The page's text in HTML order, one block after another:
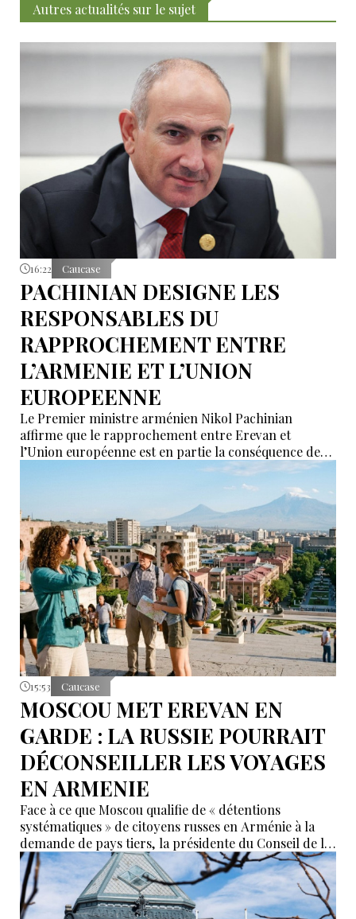
Autres actualités sur le sujet
16:22 Caucase
PACHINIAN DESIGNE LES
RESPONSABLES DU
RAPPROCHEMENT ENTRE
L’ARMENIE ET L’UNION
EUROPEENNE
Le Premier ministre arménien Nikol Pachinian
affirme que le rapprochement entre Erevan et
l’Union européenne est en partie la conséquence des
déclarations de certains partenaires de l’Union
économique eurasiatique (UEEA), qui auraient affirmé
que l’Arménie « n’était nécessaire à personne ». Selon
lui, ces propos ont poussé Erevan à rechercher de
nouvelles alternatives économiques et diplomatiques.
15:53 Caucase
MOSCOU MET EREVAN EN
GARDE : LA RUSSIE POURRAIT
DÉCONSEILLER LES VOYAGES
EN ARMENIE
Face à ce que Moscou qualifie de « détentions
systématiques » de citoyens russes en Arménie à la
demande de pays tiers, la présidente du Conseil de la
Fédération, Valentina Matvienko, a adressé une mise
en garde à Erevan. Selon elle, si cette pratique se
poursuit, la Russie pourrait recommander à ses
ressortissants de renoncer aux voyages en Arménie.